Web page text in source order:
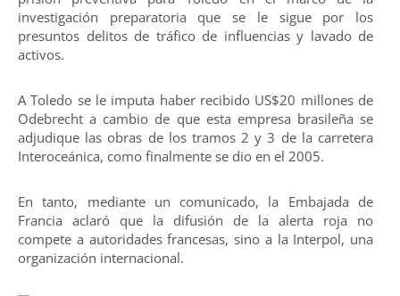
investigación preparatoria que se le sigue por los
presuntos delitos de tráfico de influencias y lavado de
activos.
A Toledo se le imputa haber recibido US$20 millones de
Odebrecht a cambio de que esta empresa brasileña se
adjudique las obras de los tramos 2 y 3 de la carretera
Interoceánica, como finalmente se dio en el 2005.
En tanto, mediante un comunicado, la Embajada de
Francia aclaró que la difusión de la alerta roja no
compete a autoridades francesas, sino a la Interpol, una
organización internacional.